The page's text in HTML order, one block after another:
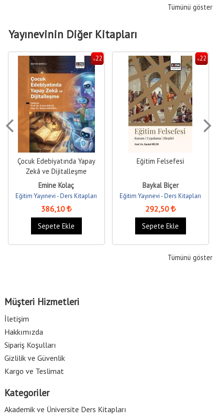
Tümünü göster
Yayınevinin Diğer Kitapları
%22
Çocuk Edebiyatında Yapay
Zekâ ve Dijitalleşme
Emine Kolaç
Eğitim Yayınevi - Ders Kitapları
386,10
Sepete Ekle
%22
Eğitim Felsefesi
Baykal Biçer
Eğitim Yayınevi - Ders Kitapları
292,50
Sepete Ekle
Tümünü göster
Müşteri Hizmetleri
İletişim
Hakkımızda
Sipariş Koşulları
Gizlilik ve Güvenlik
Kargo ve Teslimat
Kategoriler
Akademik ve Üniversite Ders Kitapları